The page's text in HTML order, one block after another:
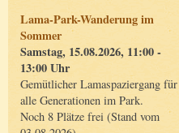
Lama-Park-Wanderung im
Sommer
Samstag, 15.08.2026, 11:00 -
13:00 Uhr
Gemütlicher Lamaspaziergang für
alle Generationen im Park.
Noch 8 Plätze frei (Stand vom